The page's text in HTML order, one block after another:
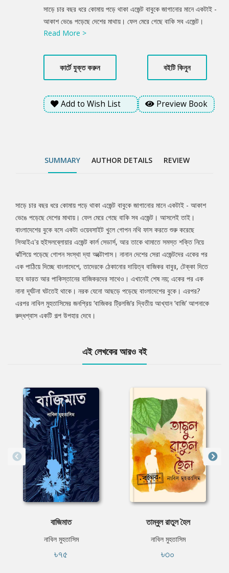
Summery
সাড়ে চার বছর ধরে কোমায় পড়ে থাকা এজেন্ট বাবুকে জাগানোর মানে একটাই -
আকাশ ভেঙে পড়েছে দেশের মাথায়। ফেল মেরে গেছে বাকি সব এজেন্ট।
আসলেই তাই। বাংলাদেশের বুকে বসে একটা ওয়েবসাইট খুলে গোপন নথি ফাস
থামাতে সমস্ত শক্তি নিয়ে ঝাঁপিয়ে পড়েছে গোপন সংস্থা দ্যা অক্টোপাস। নানান
দেশের সেরা এজেন্টদের একের পর এক পাঠিয়ে দিচ্ছে বাংলাদেশে, তাদেরকে
ঠেকানোর দায়িত্ব বাজিকর বাবুর, টেক্কা দিতে হবে ভারত আর পাকিস্তানের
বাজিকরদের সাথেও। এখানেই শেষ নয়; একের পর এক নানা দূর্ঘটনা ঘটতেই
থাকে। নরক যেনো আছড়ে পড়েছে বাংলাদেশের বুকে। এরপর? এরপর নাবিল
Read More >
কার্টে যুক্ত করুন বইটি কিনুন
Add to Wish List Preview Book
SUMMARY AUTHOR DETAILS REVIEW
Tab
Article
সাড়ে চার বছর ধরে কোমায় পড়ে থাকা এজেন্ট বাবুকে জাগানোর মানে একটাই - আকাশ
ভেঙে পড়েছে দেশের মাথায়। ফেল মেরে গেছে বাকি সব এজেন্ট। আসলেই তাই।
বাংলাদেশের বুকে বসে একটা ওয়েবসাইট খুলে গোপন নথি ফাস করতে শুরু করেছে
সিআইএ'র হুইসলব্লোয়ার এজেন্ট কার্ল সেডার্স, আর তাকে থামাতে সমস্ত শক্তি নিয়ে
ঝাঁপিয়ে পড়েছে গোপন সংস্থা দ্যা অক্টোপাস। নানান দেশের সেরা এজেন্টদের একের পর
এক পাঠিয়ে দিচ্ছে বাংলাদেশে, তাদেরকে ঠেকানোর দায়িত্ব বাজিকর বাবুর, টেক্কা দিতে
হবে ভারত আর পাকিস্তানের বাজিকরদের সাথেও। এখানেই শেষ নয়; একের পর এক
নানা দূর্ঘটনা ঘটতেই থাকে। নরক যেনো আছড়ে পড়েছে বাংলাদেশের বুকে। এরপর?
এরপর নাবিল মুহতাসিমের জনপ্রিয় ‘বাজিকর ট্রিলজি’র দ্বিতীয় আখ্যান ‘বাজি’ আপনাকে
রুদ্ধশ্বাস একটি গল্প উপহার দেবে।
এই লেখকের আরও বই
বাজিমাত
নাবিল মুহতাসিম
৳৭৫
তাম্বুল রাতুল হৈল
নাবিল মুহতাসিম
৳৩০